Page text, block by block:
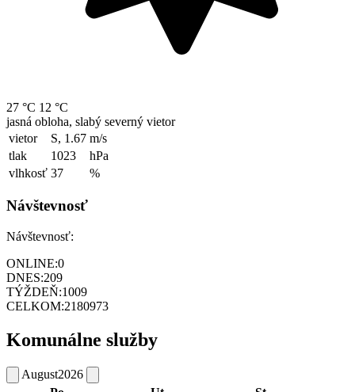
27 °C 12 °C
jasná obloha, slabý severný vietor
vietor
S, 1.67 m/s
tlak
1023
hPa
vlhkosť 37 %
Návštevnosť
Návštevnosť:
ONLINE:0
DNES:209
TÝŽDEŇ:1009
CELKOM:2180973
Komunálne služby
August2026